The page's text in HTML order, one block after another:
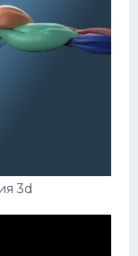
3d